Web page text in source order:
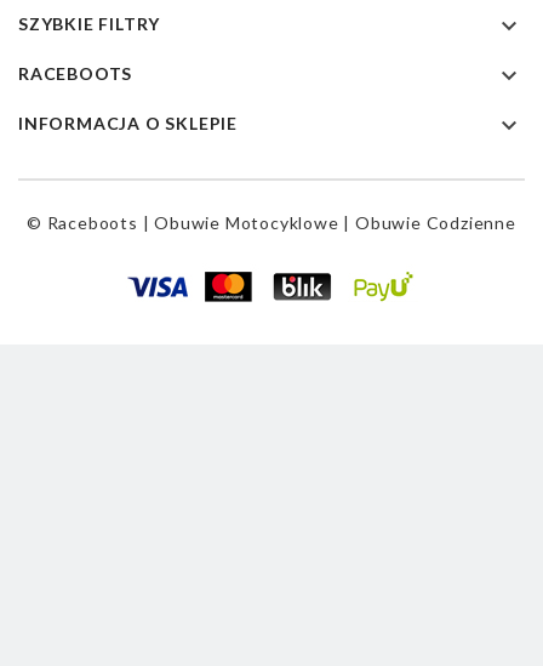
SZYBKIE FILTRY 
RACEBOOTS 
INFORMACJA O SKLEPIE 
© Raceboots | Obuwie Motocyklowe | Obuwie Codzienne